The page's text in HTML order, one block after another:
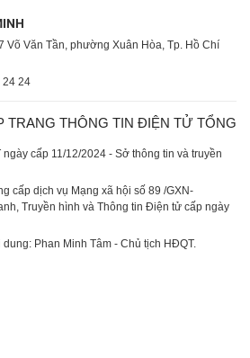
Võ Văn Tần, phường Xuân Hòa, Tp. Hồ Chí
24 24
TRANG THÔNG TIN ĐIỆN TỬ TỔNG
cấp 11/12/2024 - Sở thông tin và truyền
cấp dịch vụ Mạng xã hội số 89 /GXN-
Truyền hình và Thông tin Điện tử cấp ngày
Phan Minh Tâm - Chủ tịch HĐQT.